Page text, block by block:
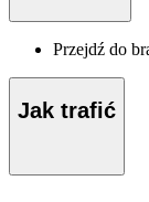
Przejdź do
Jak trafić